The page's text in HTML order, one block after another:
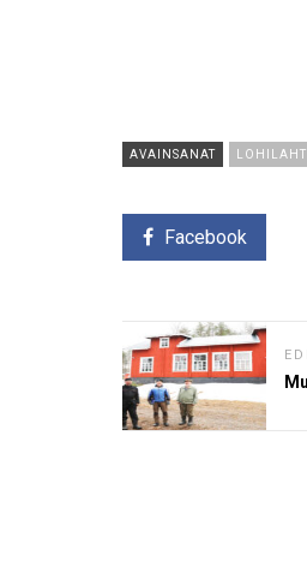
AVAINSANAT LOHILAHTI
Facebook